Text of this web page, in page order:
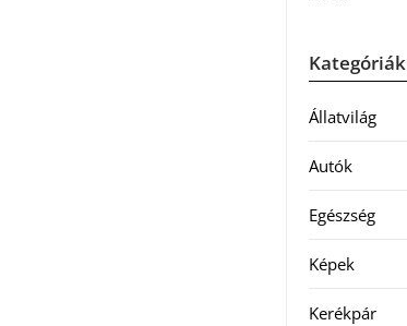
Kategóriák
Állatvilág
Autók
Egészség
Képek
Kerékpár